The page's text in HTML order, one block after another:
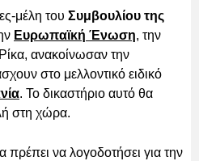
μέλη του Συμβουλίου της
Ευρωπαϊκή Ένωση, την
ανακοίνωσαν την
στο μελλοντικό ειδικό
. Το δικαστήριο αυτό θα
στη χώρα.
να λογοδοτήσει για την